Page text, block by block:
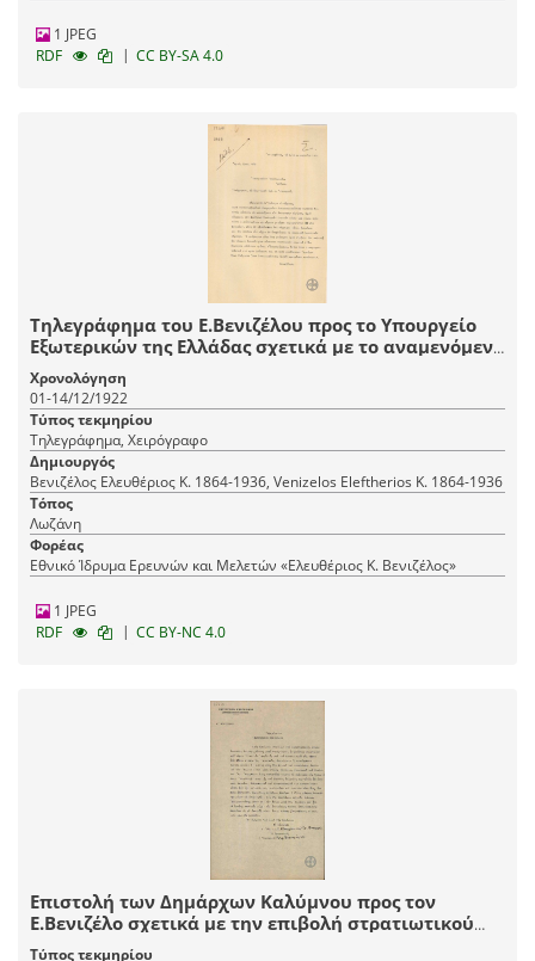
1 JPEG
RDF
| CC BY-SA 4.0
Τηλεγράφημα του Ε.Βενιζέλου προς το Υπουργείο
Εξωτερικών της Ελλάδας σχετικά με το αναμενόμενο
αποτέλεσμα της Συνδιάσκεψης της Λωζάννης.
Χρονολόγηση
01-14/12/1922
Τύπος τεκμηρίου
Τηλεγράφημα, Χειρόγραφο
Δημιουργός
Βενιζέλος Ελευθέριος Κ. 1864-1936, Venizelos Eleftherios K. 1864-1936
Τόπος
Λωζάνη
Φορέας
Εθνικό Ίδρυμα Ερευνών και Μελετών «Ελευθέριος Κ. Βενιζέλος»
1 JPEG
RDF
| CC BY-NC 4.0
Επιστολή των Δημάρχων Καλύμνου προς τον
Ε.Βενιζέλο σχετικά με την επιβολή στρατιωτικού
νόμου από τις Ιταλικές Αρχές.
Τύπος τεκμηρίου